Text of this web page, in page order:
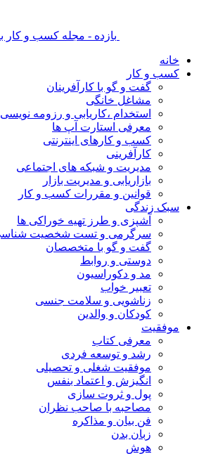
بازده - مجله کسب و کار
خانه
کسب و کار
گفت و گو با کارآفرینان
مشاغل خانگی
استخدام ،کاریابی و رزومه نویسی
معرفی استارت آپ ها
کسب و کارهای اینترنتی
کارآفرینی
مدیریت و شبکه های اجتماعی
بازاریابی و مدیریت بازار
قوانین و مقررات کسب و کار
سبک زندگی
آشپزی و طرز تهیه خوراکی ها
سرگرمی و تست شخصیت
گفت و گو با متخصصان
دوستی و روابط
مد و دکوراسیون
تعبیر خواب
زناشویی و سلامت جنسی
کودکان و والدین
موفقیت
معرفی کتاب
رشد و توسعه فردی
موفقیت شغلی و تحصیلی
انگیزش و اعتماد بنفس
پول و ثروت سازی
مصاحبه با صاحب نظران
فن بیان و مذاکره
زبان بدن
هوش